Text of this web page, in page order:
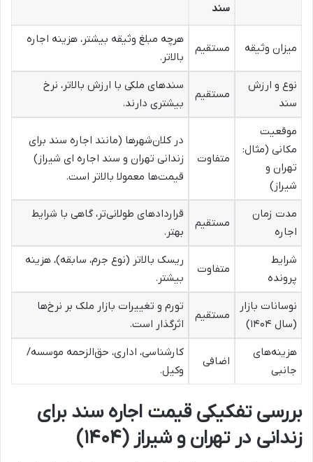
سند
میزان وثیقه مستقیم
هرچه مبلغ وثیقه بیشتر، هزینه اجاره
بالاتر.
نوع و ارزش
سند
مستقیم
سندهای ملکی با ارزش بالاتر، نرخ
بیشتری دارند.
موقعیت
مکانی (مثال:
تهران و
شیراز)
متفاوت
در کلان‌شهرها (مانند اجاره سند برای
زندانی تهران و سند اجاره ای شیراز)
قیمت‌ها معمولا بالاتر است.
مدت زمان
اجاره
مستقیم
قراردادهای طولانی‌تر، گاهی با شرایط
بهتر.
شرایط
پرونده
متفاوت
ریسک بالاتر (نوع جرم، سابقه)، هزینه
بیشتر.
نوسانات بازار
(سال ۱۴۰۴)
مستقیم
تورم و تغییرات بازار ملک بر نرخ‌ها
اثرگذار است.
هزینه‌های
جانبی
اضافی
کارشناسی، اداری، حق‌الزحمه موسسه/
وکیل.
بررسی تفکیکی قیمت اجاره سند برای
زندانی در تهران و شیراز (۱۴۰۴)